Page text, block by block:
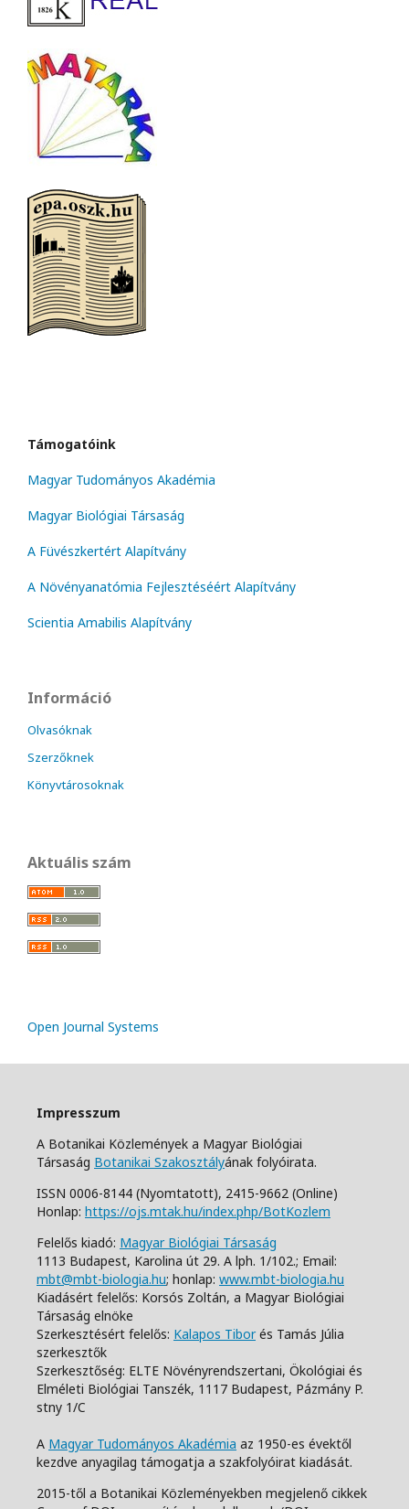
Támogatóink
Magyar Tudományos Akadémia
Magyar Biológiai Társaság
A Füvészkertért Alapítvány
A Növényanatómia Fejlesztéséért Alapítvány
Scientia Amabilis Alapítvány
Információ
Olvasóknak
Szerzőknek
Könyvtárosoknak
Aktuális szám
Open Journal Systems
Impresszum
A Botanikai Közlemények a Magyar Biológiai
Társaság Botanikai Szakosztályának folyóirata.
ISSN 0006-8144 (Nyomtatott), 2415-9662 (Online)
Honlap: https://ojs.mtak.hu/index.php/BotKozlem
Felelős kiadó: Magyar Biológiai Társaság
1113 Budapest, Karolina út 29. A lph. 1/102.; Email:
mbt@mbt-biologia.hu; honlap: www.mbt-biologia.hu
Kiadásért felelős: Korsós Zoltán, a Magyar Biológiai
Társaság elnöke
Szerkesztésért felelős: Kalapos Tiborés Tamás Júlia
szerkesztők
Szerkesztőség: ELTE Növényrendszertani, Ökológiai és
Elméleti Biológiai Tanszék, 1117 Budapest, Pázmány P.
stny 1/C
A Magyar Tudományos Akadémia az 1950-es évektől
kezdve anyagilag támogatja a szakfolyóirat kiadását.
2015-től a Botanikai Közleményekben megjelenő cikkek